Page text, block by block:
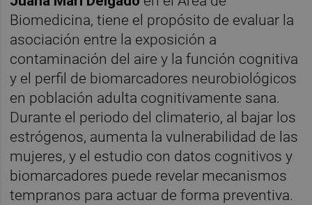
Biomedicina, tiene el propósito de evaluar la
asociación entre la exposición a
contaminación del aire y la función cognitiva
y el perfil de biomarcadores neurobiológicos
en población adulta cognitivamente sana.
Durante el periodo del climaterio, al bajar los
estrógenos, aumenta la vulnerabilidad de las
mujeres, y el estudio con datos cognitivos y
biomarcadores puede revelar mecanismos
tempranos para actuar de forma preventiva.